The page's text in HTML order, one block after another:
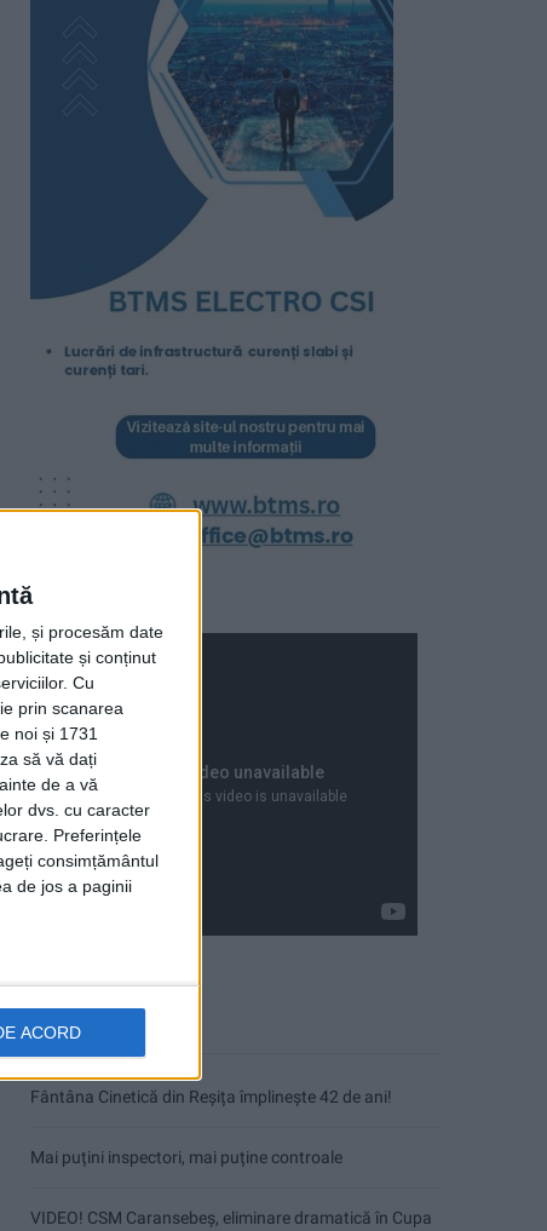
și procesăm date
și conținut
Cu
prin scanarea
noi și 1731
să vă dați
de a vă
dvs. cu caracter
Preferințele
consimțământul
de jos a paginii
ACORD
Articole recente
Fântâna Cinetică din Reșița împlinește 42 de ani!
Mai puțini inspectori, mai puține controale
VIDEO! CSM Caransebeș, eliminare dramatică în Cupa